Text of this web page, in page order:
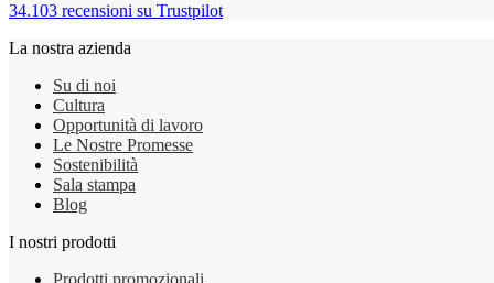
34.103 recensioni su Trustpilot
La nostra azienda
Su di noi
Cultura
Opportunità di lavoro
Le Nostre Promesse
Sostenibilità
Sala stampa
Blog
I nostri prodotti